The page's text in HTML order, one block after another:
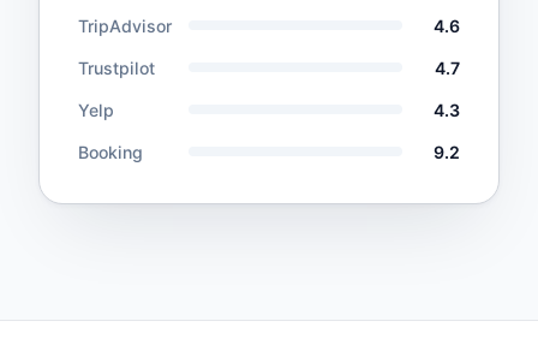
TripAdvisor 4.6
Trustpilot 4.7
Yelp 4.3
Booking 9.2